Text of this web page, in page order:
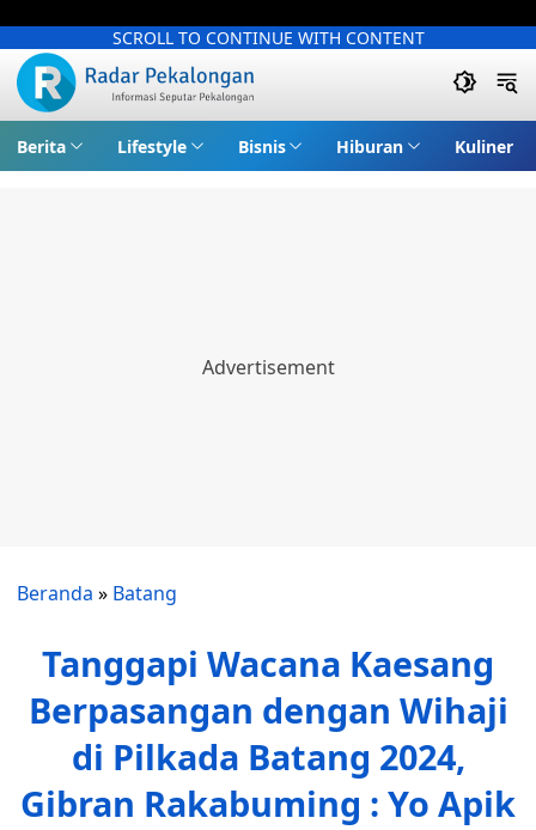
SCROLL TO CONTINUE WITH CONTENT
Berita Lifestyle Bisnis Hiburan Kuliner
Beranda » Batang
Tanggapi Wacana Kaesang
Berpasangan dengan Wihaji
di Pilkada Batang 2024,
Gibran Rakabuming : Yo Apik